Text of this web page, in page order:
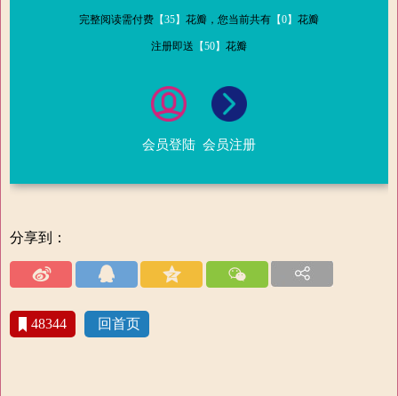
完整阅读需付费 【35】 花瓣，您当前共有 【0】 花瓣
注册即送 【50】 花瓣
会员登陆 会员注册
分享到：
48344 回首页